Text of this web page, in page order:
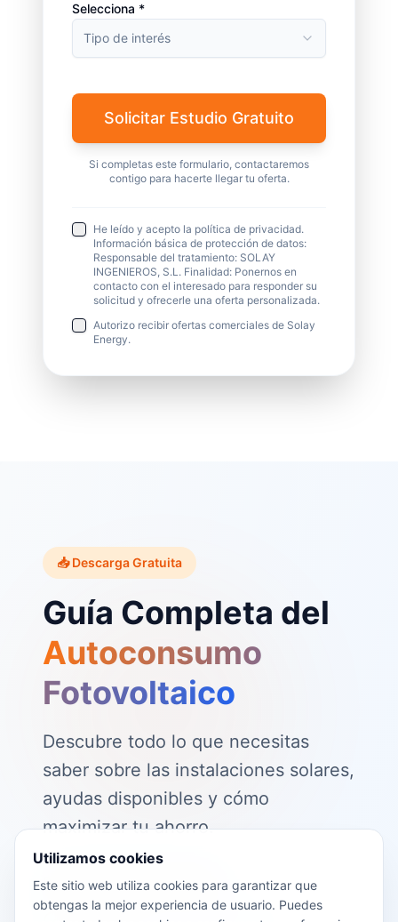
Selecciona *
Tipo de interés
Solicitar Estudio Gratuito
Si completas este formulario, contactaremos
contigo para hacerte llegar tu oferta.
He leído y acepto la política de privacidad.
Información básica de protección de datos:
Responsable del tratamiento: SOLAY
INGENIEROS, S.L. Finalidad: Ponernos en
contacto con el interesado para responder su
solicitud y ofrecerle una oferta personalizada.
Autorizo recibir ofertas comerciales de Solay
Energy.
📥 Descarga Gratuita
Guía Completa del
Autoconsumo
Fotovoltaico
Descubre todo lo que necesitas
saber sobre las instalaciones solares,
ayudas disponibles y cómo
maximizar tu ahorro.
📖 Contenido de la guía:
Utilizamos cookies
Este sitio web utiliza cookies para garantizar que
obtengas la mejor experiencia de usuario. Puedes